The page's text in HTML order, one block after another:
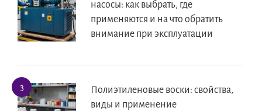
насосы: как выбрать, где
применяются и на что обратить
внимание при эксплуатации
Полиэтиленовые воски: свойства,
виды и применение